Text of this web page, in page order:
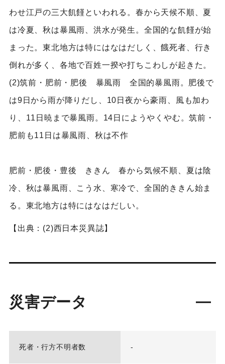
わせ江戸の三大飢饉といわれる。春から天候不順、夏
は冷夏、秋は暴風雨、洪水が発生。全国的な飢饉が始
まった。東北地方は特にはなはだしく、餓死者、行き
倒れが多く、各地で百姓一揆や打ちこわしが起きた。
(2)筑前・肥前・肥後 暴風雨 全国的暴風雨。肥後で
は9日から雨が降りだし、10日夜から豪雨、風も加わ
り、11日暁まで暴風雨。14日にようやくやむ。筑前・
肥前も11日は暴風雨、秋は不作
肥前・肥後・豊後 ききん 春から気候不順、夏は陰
冷、秋は暴風雨、こう水、寒冷で、全国的ききん始ま
る。東北地方は特にはなはだしい。
【出典：(2)西日本災異誌】
災害データ
死者・行方不明者数 -